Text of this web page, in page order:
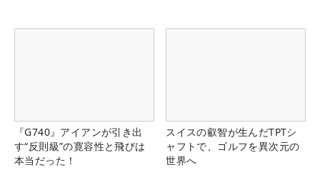
『G740』アイアンが引き出
す“反則級”の寛容性と飛びは
本当だった！
スイスの叡智が生んだTPTシ
ャフトで、ゴルフを異次元の
世界へ